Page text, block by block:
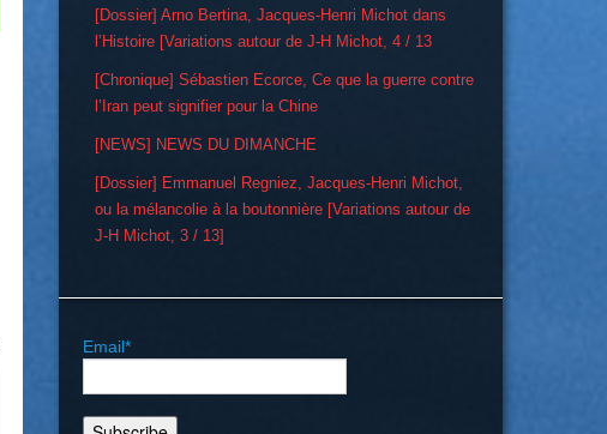
[Dossier] Arno Bertina, Jacques-Henri Michot dans
l’Histoire [Variations autour de J-H Michot, 4 / 13
[Chronique] Sébastien Ecorce, Ce que la guerre contre
l’Iran peut signifier pour la Chine
[NEWS] NEWS DU DIMANCHE
[Dossier] Emmanuel Regniez, Jacques-Henri Michot,
ou la mélancolie à la boutonnière [Variations autour de
J-H Michot, 3 / 13]
Email*